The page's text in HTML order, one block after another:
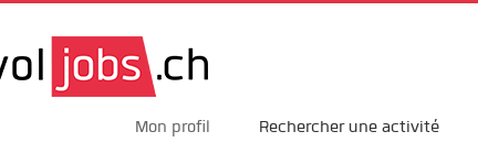
Mon profil Rechercher une activité